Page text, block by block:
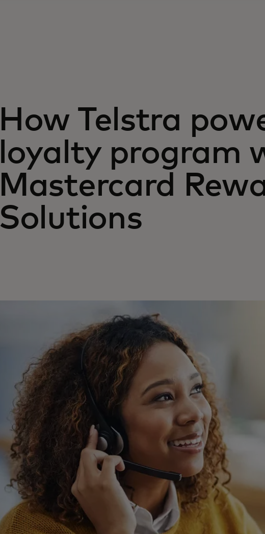
How Telstra
loyalty program
Mastercard
Solutions